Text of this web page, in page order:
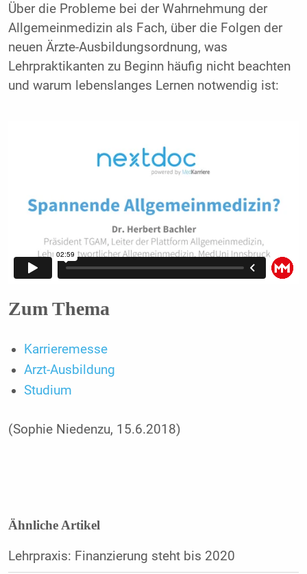
Über die Probleme bei der Wahrnehmung der
Allgemeinmedizin als Fach, über die Folgen der
neuen Ärzte-Ausbildungsordnung, was
Lehrpraktikanten zu Beginn häufig nicht beachten
und warum lebenslanges Lernen notwendig ist:
Zum Thema
Karrieremesse
Arzt-Ausbildung
Studium
(Sophie Niedenzu, 15.6.2018)
Ähnliche Artikel
Lehrpraxis: Finanzierung steht bis 2020